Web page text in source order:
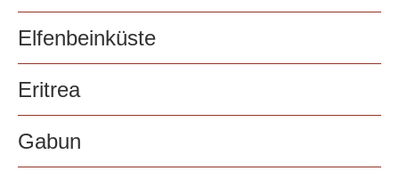
Elfenbeinküste
Eritrea
Gabun